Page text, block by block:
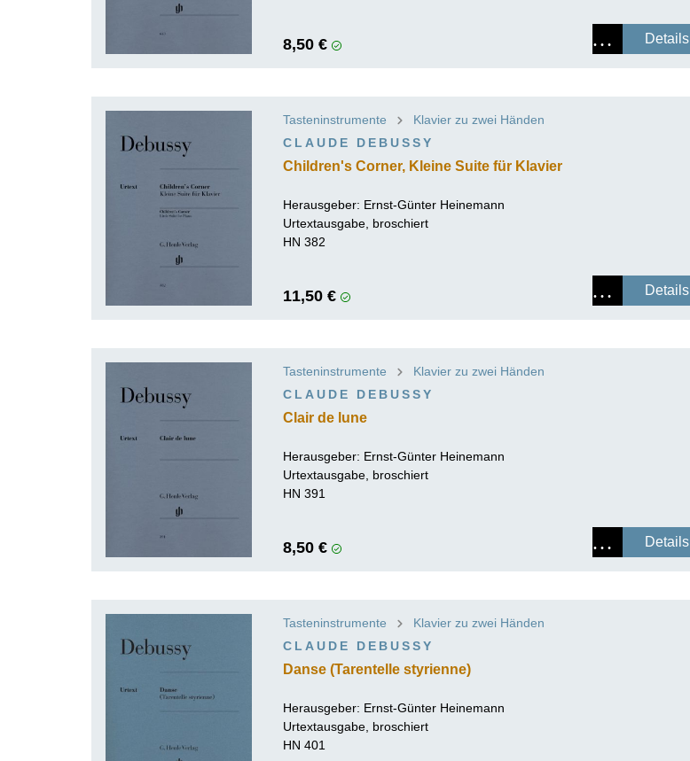
8,50 € Details
Tasteninstrumente
Klavier zu zwei Händen
CLAUDE DEBUSSY
Children's Corner, Kleine Suite für Klavier
Herausgeber: Ernst-Günter Heinemann
Urtextausgabe, broschiert
HN 382
11,50 € Details
Tasteninstrumente
Klavier zu zwei Händen
CLAUDE DEBUSSY
Clair de lune
Herausgeber: Ernst-Günter Heinemann
Urtextausgabe, broschiert
HN 391
8,50 € Details
Tasteninstrumente
Klavier zu zwei Händen
CLAUDE DEBUSSY
Danse (Tarentelle styrienne)
Herausgeber: Ernst-Günter Heinemann
Urtextausgabe, broschiert
HN 401